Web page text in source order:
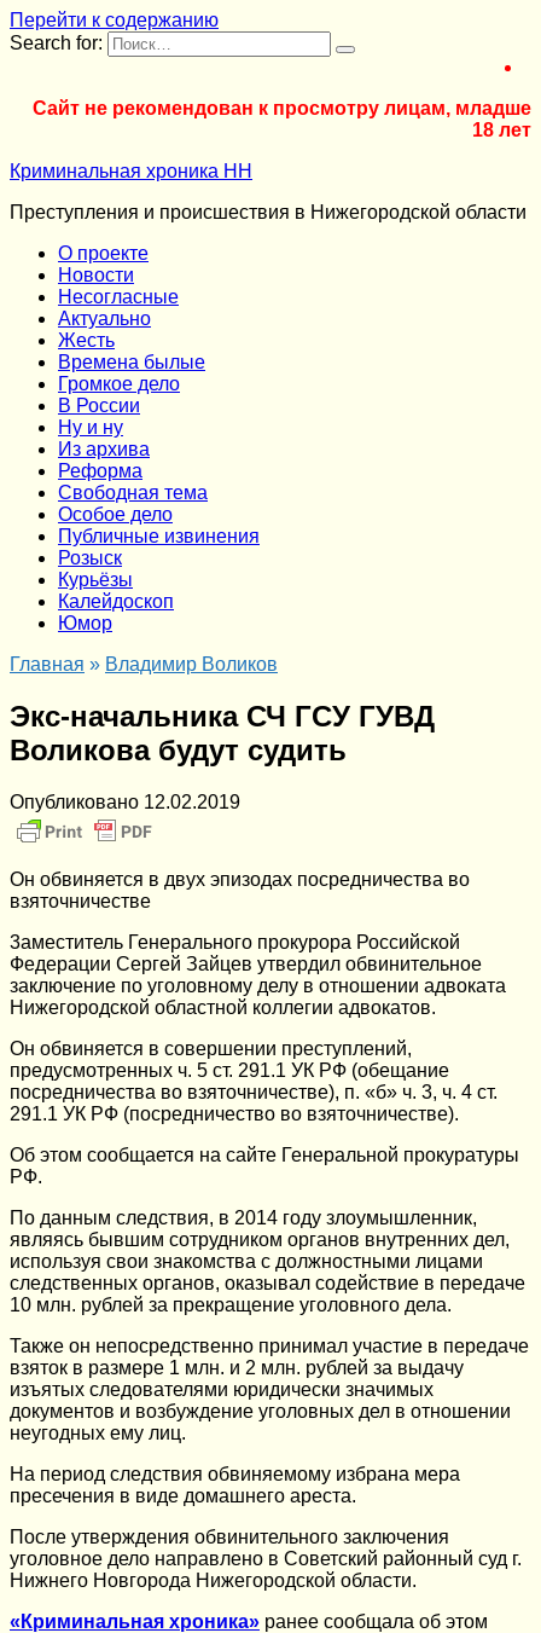
Перейти к содержанию
Search for:
Сайт не рекомендован к просмотру лицам, младше
18 лет
Криминальная хроника НН
Преступления и происшествия в Нижегородской области
О проекте
Новости
Несогласные
Актуально
Жесть
Времена былые
Громкое дело
В России
Ну и ну
Из архива
Реформа
Cвободная тема
Особое дело
Публичные извинения
Розыск
Курьёзы
Калейдоскоп
Юмор
Главная » Владимир Воликов
Экс-начальника СЧ ГСУ ГУВД
Воликова будут судить
Опубликовано 12.02.2019
Он обвиняется в двух эпизодах посредничества во
взяточничестве
3аместитель Генерального прокурора Российской
Федерации Сергей Зайцев утвердил обвинительное
заключение по уголовному делу в отношении адвоката
Нижегородской областной коллегии адвокатов.
Он обвиняется в совершении преступлений,
предусмотренных ч. 5 ст. 291.1 УК РФ (обещание
посредничества во взяточничестве), п. «б» ч. 3, ч. 4 ст.
291.1 УК РФ (посредничество во взяточничестве).
Об этом сообщается на сайте Генеральной прокуратуры
РФ.
По данным следствия, в 2014 году злоумышленник,
являясь бывшим сотрудником органов внутренних дел,
используя свои знакомства с должностными лицами
следственных органов, оказывал содействие в передаче
10 млн. рублей за прекращение уголовного дела.
Также он непосредственно принимал участие в передаче
взяток в размере 1 млн. и 2 млн. рублей за выдачу
изъятых следователями юридически значимых
документов и возбуждение уголовных дел в отношении
неугодных ему лиц.
На период следствия обвиняемому избрана мера
пресечения в виде домашнего ареста.
После утверждения обвинительного заключения
уголовное дело направлено в Советский районный суд г.
Нижнего Новгорода Нижегородской области.
«Криминальная хроника» ранее сообщала об этом